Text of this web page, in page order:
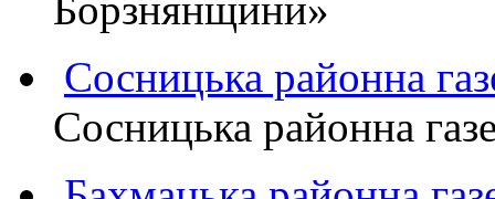
Сосницька районна
Сосницька районна